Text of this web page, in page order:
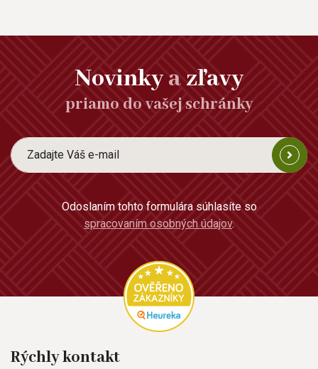
Novinkyazľavy
priamo do vašej schránky
Odoslaním tohto formulára súhlasíte so
spracovaním osobných údajov.
Rýchly kontakt